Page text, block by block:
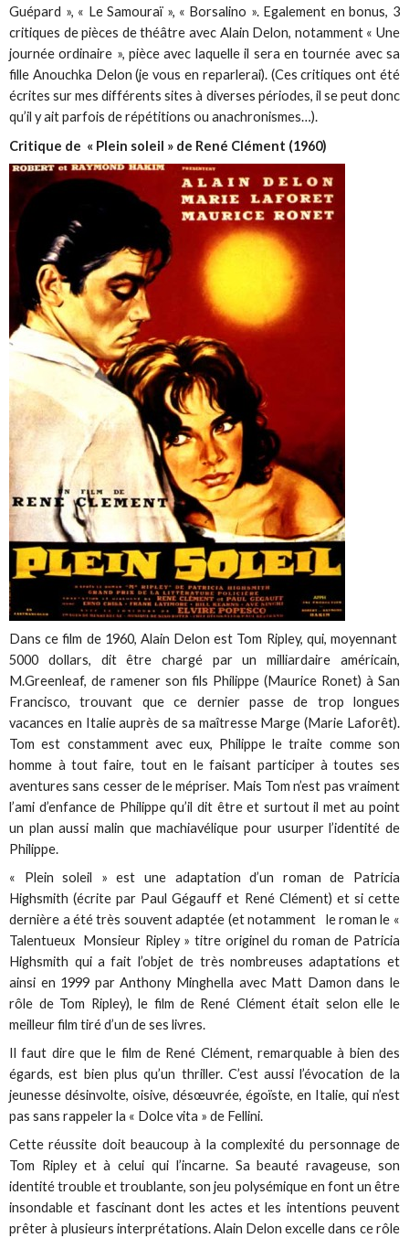
Guépard », « Le Samouraï », « Borsalino ». Egalement en bonus, 3
critiques de pièces de théâtre avec Alain Delon, notamment « Une
journée ordinaire », pièce avec laquelle il sera en tournée avec sa
fille Anouchka Delon (je vous en reparlerai). (Ces critiques ont été
écrites sur mes différents sites à diverses périodes, il se peut donc
qu’il y ait parfois de répétitions ou anachronismes…).
Critique de « Plein soleil » de René Clément (1960)
Dans ce film de 1960, Alain Delon est Tom Ripley, qui, moyennant
5000 dollars, dit être chargé par un milliardaire américain,
M.Greenleaf, de ramener son fils Philippe (Maurice Ronet) à San
Francisco, trouvant que ce dernier passe de trop longues
vacances en Italie auprès de sa maîtresse Marge (Marie Laforêt).
Tom est constamment avec eux, Philippe le traite comme son
homme à tout faire, tout en le faisant participer à toutes ses
aventures sans cesser de le mépriser. Mais Tom n’est pas vraiment
l’ami d’enfance de Philippe qu’il dit être et surtout il met au point
un plan aussi malin que machiavélique pour usurper l’identité de
Philippe.
« Plein soleil » est une adaptation d’un roman de Patricia
Highsmith (écrite par Paul Gégauff et René Clément) et si cette
dernière a été très souvent adaptée (et notamment le roman le «
Talentueux Monsieur Ripley » titre originel du roman de Patricia
Highsmith qui a fait l’objet de très nombreuses adaptations et
ainsi en 1999 par Anthony Minghella avec Matt Damon dans le
rôle de Tom Ripley), le film de René Clément était selon elle le
meilleur film tiré d’un de ses livres.
Il faut dire que le film de René Clément, remarquable à bien des
égards, est bien plus qu’un thriller. C’est aussi l’évocation de la
jeunesse désinvolte, oisive, désœuvrée, égoïste, en Italie, qui n’est
pas sans rappeler la « Dolce vita » de Fellini.
Cette réussite doit beaucoup à la complexité du personnage de
Tom Ripley et à celui qui l’incarne. Sa beauté ravageuse, son
identité trouble et troublante, son jeu polysémique en font un être
insondable et fascinant dont les actes et les intentions peuvent
prêter à plusieurs interprétations. Alain Delon excelle dans ce rôle